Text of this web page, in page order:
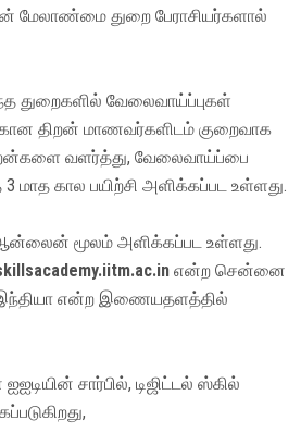
மேலாண்மை துறை பேராசியர்களால்
துறைகளில் வேலைவாய்ப்புகள்
திறன் மாணவர்களிடம் குறைவாக
வளர்த்து, வேலைவாய்ப்பை
மாத கால பயிற்சி அளிக்கப்பட உள்ளது.
ஆன்லைன் மூலம் அளிக்கப்பட உள்ளது.
என்ற சென்னை
இந்தியா என்ற இணையதளத்தில்
சார்பில், டிஜிட்டல் ஸ்கில்